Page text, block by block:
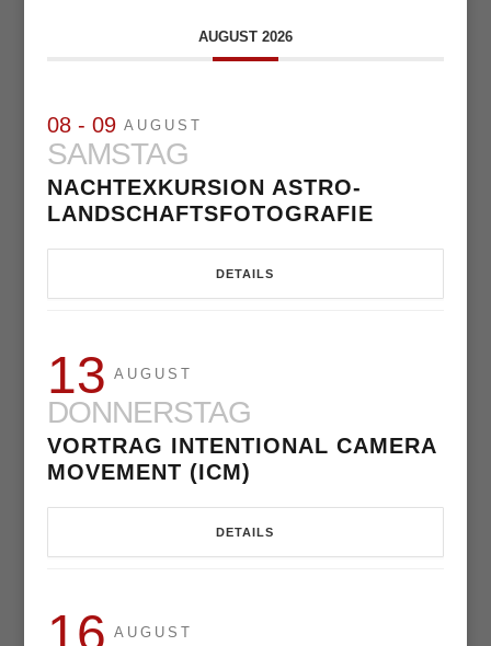
AUGUST 2026
08 - 09 AUGUST
SAMSTAG
NACHTEXKURSION ASTRO-
LANDSCHAFTSFOTOGRAFIE
DETAILS
13 AUGUST
DONNERSTAG
VORTRAG INTENTIONAL CAMERA
MOVEMENT (ICM)
DETAILS
16 AUGUST